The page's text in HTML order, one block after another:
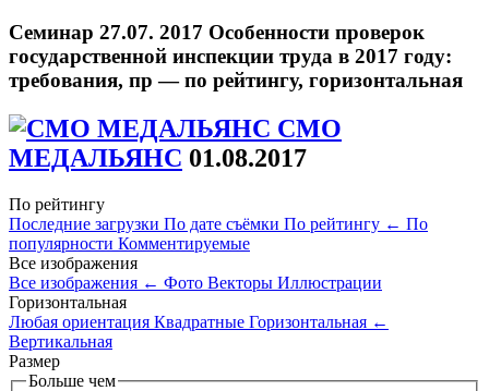
Семинар 27.07. 2017 Особенности проверок
государственной инспекции труда в 2017 году:
требования, пр — по рейтингу, горизонтальная
СМО
МЕДАЛЬЯНС 01.08.2017
По рейтингу
Последние загрузки По дате съёмки По рейтингу ← По
популярности Комментируемые
Все изображения
Все изображения ← Фото Векторы Иллюстрации
Горизонтальная
Любая ориентация Квадратные Горизонтальная ←
Вертикальная
Размер
Больше чем